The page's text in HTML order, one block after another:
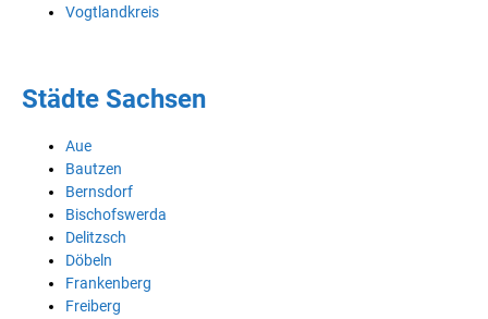
Vogtlandkreis
Städte Sachsen
Aue
Bautzen
Bernsdorf
Bischofswerda
Delitzsch
Döbeln
Frankenberg
Freiberg